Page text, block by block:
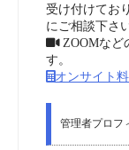
受け付けてお
にご相談下さい
ZOOMなど
す。
オンサイト
管理者プロフ